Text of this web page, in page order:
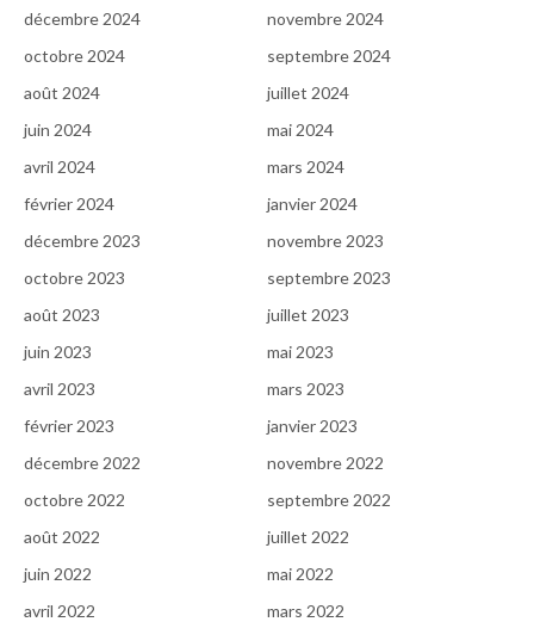
décembre 2024
novembre 2024
octobre 2024
septembre 2024
août 2024
juillet 2024
juin 2024
mai 2024
avril 2024
mars 2024
février 2024
janvier 2024
décembre 2023
novembre 2023
octobre 2023
septembre 2023
août 2023
juillet 2023
juin 2023
mai 2023
avril 2023
mars 2023
février 2023
janvier 2023
décembre 2022
novembre 2022
octobre 2022
septembre 2022
août 2022
juillet 2022
juin 2022
mai 2022
avril 2022
mars 2022